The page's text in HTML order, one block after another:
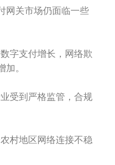
网关市场仍面临一些
字支付增长，网络欺
。
受到严格监管，合规
村地区网络连接不稳